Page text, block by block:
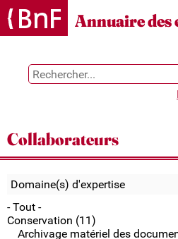
Gestion des cookies
Annuaire des
Collaborateurs
Domaine(s) d'expertise
- Tout -
Conservation (11)
Archivage matériel des